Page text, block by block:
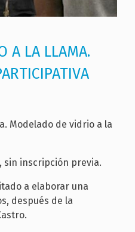
A LA LLAMA.
Modelado de vidrio a la
sin inscripción previa.
a elaborar una
después de la